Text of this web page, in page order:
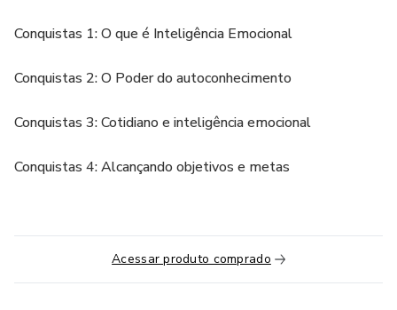
Conquistas 1: O que é Inteligência Emocional
Conquistas 2: O Poder do autoconhecimento
Conquistas 3: Cotidiano e inteligência emocional
Conquistas 4: Alcançando objetivos e metas
Acessar produto comprado